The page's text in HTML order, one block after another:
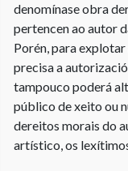
denomínase obra
pertencen ao autor
Porén, para
precisa a
tampouco poderá
público de xeito ou
dereitos morais do
artístico, os